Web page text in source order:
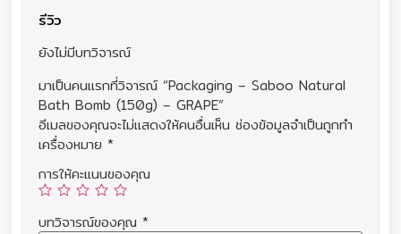
รีวิว
ยังไม่มีบทวิจารณ์
มาเป็นคนแรกที่วิจารณ์ “Packaging – Saboo Natural
Bath Bomb (150g) – GRAPE”
อีเมลของคุณจะไม่แสดงให้คนอื่นเห็น ช่องข้อมูลจำเป็นถูกทำ
เครื่องหมาย *
การให้คะแนนของคุณ
บทวิจารณ์ของคุณ *